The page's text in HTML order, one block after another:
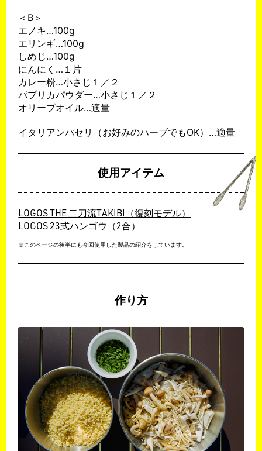
＜B＞
エノキ…100g
エリンギ…100g
しめじ…100g
にんにく…１片
カレー粉…小さじ１／２
パプリカパウダー…小さじ１／２
オリーブオイル…適量
イタリアンパセリ（お好みのハーブでもOK）…適量
使用アイテム
LOGOS THE 二刀流TAKIBI（復刻モデル）
LOGOS 23式ハンゴウ（2合）
※このページの後半にも今回使用した製品の紹介をしています。
作り方